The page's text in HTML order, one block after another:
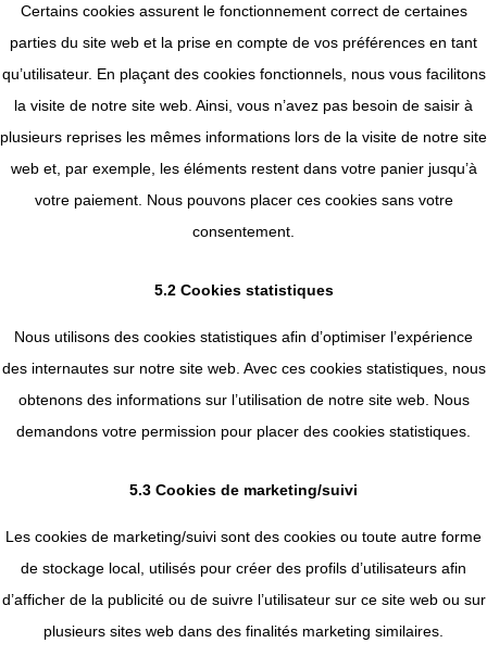
Certains cookies assurent le fonctionnement correct de certaines
parties du site web et la prise en compte de vos préférences en tant
qu’utilisateur. En plaçant des cookies fonctionnels, nous vous facilitons
la visite de notre site web. Ainsi, vous n’avez pas besoin de saisir à
plusieurs reprises les mêmes informations lors de la visite de notre site
web et, par exemple, les éléments restent dans votre panier jusqu’à
votre paiement. Nous pouvons placer ces cookies sans votre
consentement.
5.2 Cookies statistiques
Nous utilisons des cookies statistiques afin d’optimiser l’expérience
des internautes sur notre site web. Avec ces cookies statistiques, nous
obtenons des informations sur l’utilisation de notre site web. Nous
demandons votre permission pour placer des cookies statistiques.
5.3 Cookies de marketing/suivi
Les cookies de marketing/suivi sont des cookies ou toute autre forme
de stockage local, utilisés pour créer des profils d’utilisateurs afin
d’afficher de la publicité ou de suivre l’utilisateur sur ce site web ou sur
plusieurs sites web dans des finalités marketing similaires.